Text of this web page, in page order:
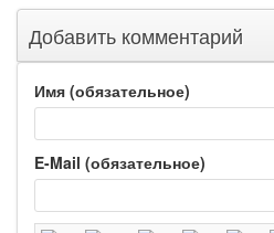
Добавить комментарий
Имя (обязательное)
E-Mail (обязательное)